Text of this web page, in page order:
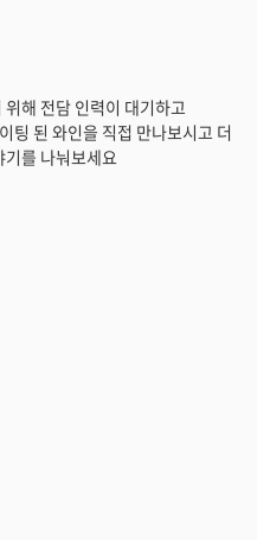
위해 전담 인력이 대기하고
팅 된 와인을 직접 만나보시고 더
를 나눠보세요